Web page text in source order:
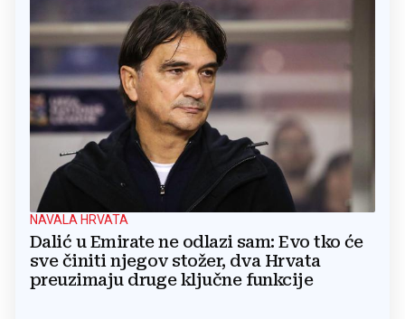
NAVALA HRVATA
Dalić u Emirate ne odlazi sam: Evo tko će
sve činiti njegov stožer, dva Hrvata
preuzimaju druge ključne funkcije